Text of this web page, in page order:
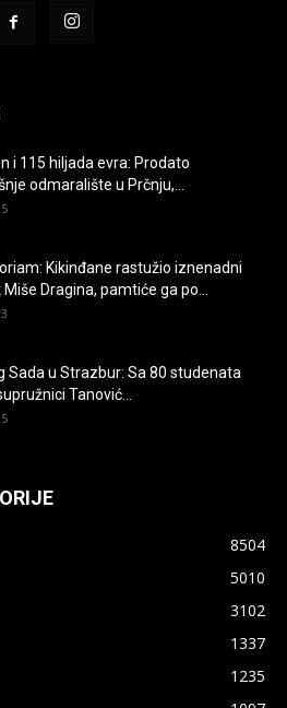
i 115 hiljada evra: Prodato
odmaralište u Prčnju,...
Kikinđane rastužio iznenadni
Dragina, pamtiće ga po...
Sada u Strazbur: Sa 80 studenata
Tanović...
8504
5010
3102
1337
1235